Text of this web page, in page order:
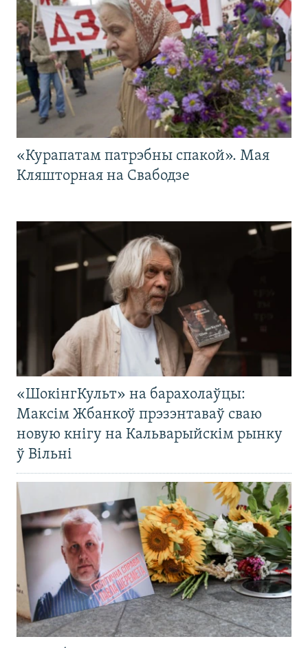
«Курапатам патрэбны спакой». Мая
Кляшторная на Свабодзе
«ШокінгКульт» на барахолаўцы:
Максім Жбанкоў прэзэнтаваў сваю
новую кнігу на Кальварыйскім рынку
ў Вільні